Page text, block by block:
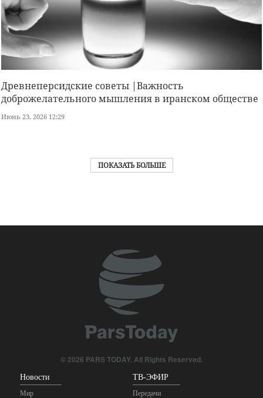
Древнеперсидские советы |Важность
доброжелательного мышления в иранском обществе
Июнь 23, 2026 12:29
ПОКАЗАТЬ БОЛЬШЕ
© 2026 PARS TODAY. All Rights Reserved.
Новости
Мир
ТВ-ЭФИР
Передачи